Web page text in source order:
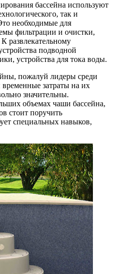
бассейна используют
так и
необходимые для
фильтрации и очистки,
развлекательному
подводной
устройства для тока воды.
пожалуй лидеры среди
затраты на их
значительны.
объемах чаши бассейна,
стоит поручить
специальных навыков,